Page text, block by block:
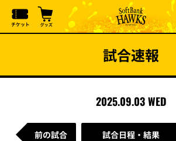
試合速報
2025.09.03 WED
前の試合 試合日程・結果